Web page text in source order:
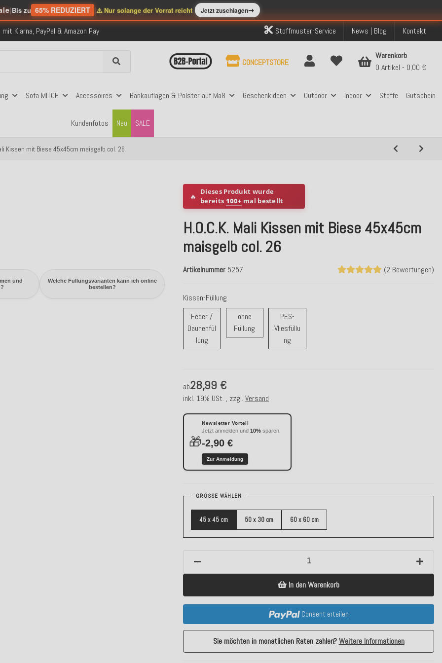
|Bis zu 65% REDUZIERT |⚠️ Nur solange der Vorrat reicht Jetzt zuschlagen➞
Deutschlands ab 99€ Bestellwert
versendete Bestellungen
Klarna, PayPal & Amazon Pay
Deutschlands ab 99€ Bestellwert
Stoffmuster-Service News | Blog Kontakt
Sofa MITCH Accessoires Bankauflagen & Polster auf Maß Geschenkideen Outdoor Indoor Stoffe Gutschein
Kundenfotos SALE
Neu
CONCEPTSTORE
Warenkorb
0 Artikel
0,00 €
Kissen mit Biese 45x45cm maisgelb col. 26
und
Welche Füllungsvarianten kann ich online
bestellen?
🔥
Dieses Produkt wurde
bereits 100+ mal bestellt
H.O.C.K. Mali Kissen mit Biese 45x45cm
maisgelb col. 26
(2 Bewertungen)
Artikelnummer 5257
Kissen-Füllung
Feder /
Daunenfül
lungFeder / Daunenfüllung
ohne
Füllung ohne Füllung
PES-
Vliesfüllu
ngPES-Vliesfüllung
ab28,99 €
inkl. 19% USt. , zzgl.Versand
🎁
Newsletter Vorteil
Jetzt anmelden und10% sparen:
-2,90 €
Zur Anmeldung
GRÖSSE WÄHLEN
45 x 45 cm 50 x 30 cm 60 x 60 cm
In den Warenkorb
Consent erteilen
Sie möchten in monatlichen Raten zahlen?Weitere Informationen